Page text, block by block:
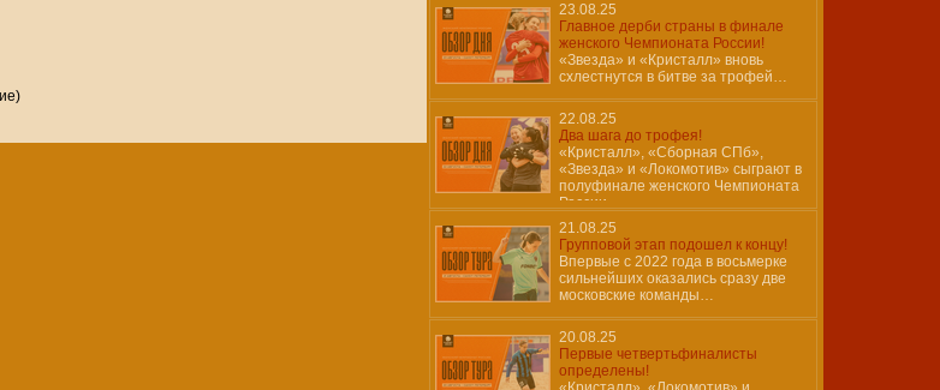
23.08.25
Главное дерби страны в финале
женского Чемпионата России!
«Звезда» и «Кристалл» вновь
схлестнутся в битве за трофей…
22.08.25
Два шага до трофея!
«Кристалл», «Сборная СПб»,
«Звезда» и «Локомотив» сыграют в
полуфинале женского Чемпионата
России…
21.08.25
Групповой этап подошел к концу!
Впервые с 2022 года в восьмерке
сильнейших оказались сразу две
московские команды…
20.08.25
Первые четвертьфиналисты
определены!